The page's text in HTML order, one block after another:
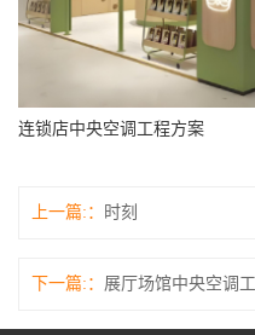
连锁店中央空调工程方案
上一篇: 时刻
下一篇: 展厅场馆中央空调